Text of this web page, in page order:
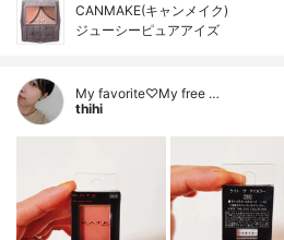
CANMAKE(キャンメイク)
ジューシーピュアアイズ
My favorite♡My free …
thihi